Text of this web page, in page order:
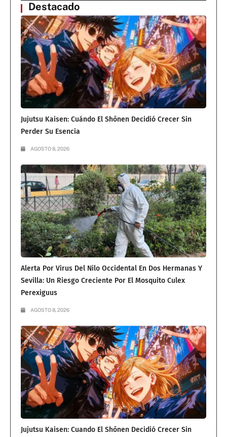
Destacado
Jujutsu Kaisen: Cuándo El Shōnen Decidió Crecer Sin
Perder Su Esencia
AGOSTO 8, 2026
Alerta Por Virus Del Nilo Occidental En Dos Hermanas Y
Sevilla: Un Riesgo Creciente Por El Mosquito Culex
Perexiguus
AGOSTO 8, 2026
Jujutsu Kaisen: Cuando El Shōnen Decidió Crecer Sin